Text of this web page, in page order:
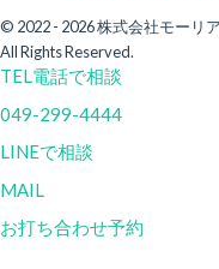
© 2022 - 2026 株式会社モーリ
All Rights Reserved.
TEL電話で相談
049-299-4444
LINEで相談
MAIL
お打ち合わせ予約